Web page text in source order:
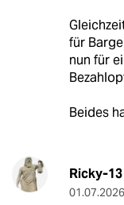
für
nun für
Beides
Ricky-13
01.07.2026